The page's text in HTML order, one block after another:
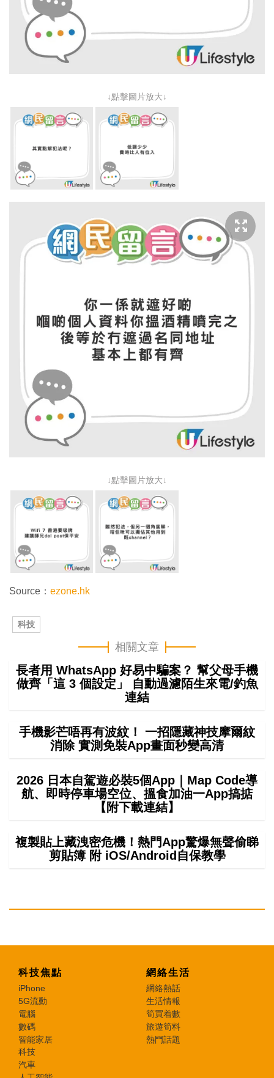
↓點擊圖片放大↓
↓點擊圖片放大↓
Source： ezone.hk
科技
相關文章
長者用 WhatsApp 好易中騙案？ 幫父母手機
做齊「這 3 個設定」 自動過濾陌生來電/釣魚
連結
手機影芒唔再有波紋！ 一招隱藏神技摩爾紋
消除 實測免裝App畫面秒變高清
2026 日本自駕遊必裝5個App｜Map Code導
航、即時停車場空位、搵食加油一App搞掂
【附下載連結】
複製貼上藏洩密危機！熱門App驚爆無聲偷睇
剪貼簿 附 iOS/Android自保教學
科技焦點
iPhone
5G流動
電腦
數碼
智能家居
科技
汽車
網絡生活
網絡熱話
生活情報
筍買着數
旅遊筍料
熱門話題